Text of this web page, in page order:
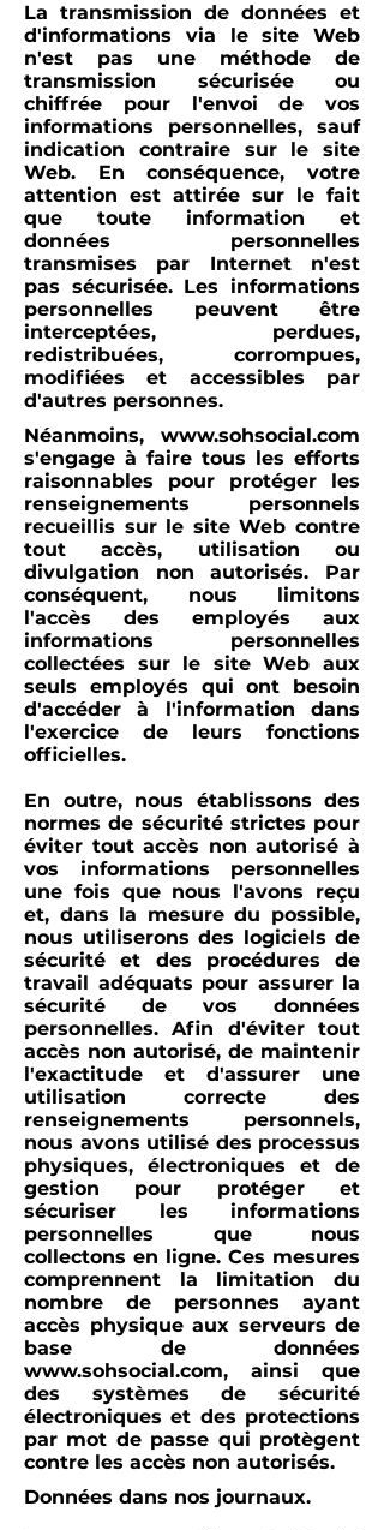
La transmission de données et
d'informations via le site Web
n'est pas une méthode de
transmission sécurisée ou
chiffrée pour l'envoi de vos
informations personnelles, sauf
indication contraire sur le site
Web. En conséquence, votre
attention est attirée sur le fait
que toute information et
données personnelles
transmises par Internet n'est
pas sécurisée. Les informations
personnelles peuvent être
interceptées, perdues,
redistribuées, corrompues,
modifiées et accessibles par
d'autres personnes.
Néanmoins, www.sohsocial.com
s'engage à faire tous les efforts
raisonnables pour protéger les
renseignements personnels
recueillis sur le site Web contre
tout accès, utilisation ou
divulgation non autorisés. Par
conséquent, nous limitons
l'accès des employés aux
informations personnelles
collectées sur le site Web aux
seuls employés qui ont besoin
d'accéder à l'information dans
l'exercice de leurs fonctions
officielles.
En outre, nous établissons des
normes de sécurité strictes pour
éviter tout accès non autorisé à
vos informations personnelles
une fois que nous l'avons reçu
et, dans la mesure du possible,
nous utiliserons des logiciels de
sécurité et des procédures de
travail adéquats pour assurer la
sécurité de vos données
personnelles. Afin d'éviter tout
accès non autorisé, de maintenir
l'exactitude et d'assurer une
utilisation correcte des
renseignements personnels,
nous avons utilisé des processus
physiques, électroniques et de
gestion pour protéger et
sécuriser les informations
personnelles que nous
collectons en ligne. Ces mesures
comprennent la limitation du
nombre de personnes ayant
accès physique aux serveurs de
base de données
www.sohsocial.com, ainsi que
des systèmes de sécurité
électroniques et des protections
par mot de passe qui protègent
contre les accès non autorisés.
Données dans nos journaux.